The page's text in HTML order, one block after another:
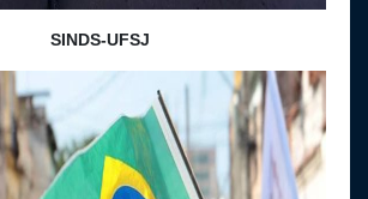
SINDS-UFSJ